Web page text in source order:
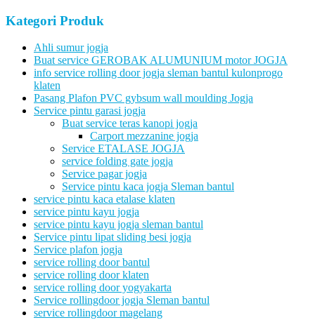
Kategori Produk
Ahli sumur jogja
Buat service GEROBAK ALUMUNIUM motor JOGJA
info service rolling door jogja sleman bantul kulonprogo
klaten
Pasang Plafon PVC gybsum wall moulding Jogja
Service pintu garasi jogja
Buat service teras kanopi jogja
Carport mezzanine jogja
Service ETALASE JOGJA
service folding gate jogja
Service pagar jogja
Service pintu kaca jogja Sleman bantul
service pintu kaca etalase klaten
service pintu kayu jogja
service pintu kayu jogja sleman bantul
Service pintu lipat sliding besi jogja
Service plafon jogja
service rolling door bantul
service rolling door klaten
service rolling door yogyakarta
Service rollingdoor jogja Sleman bantul
service rollingdoor magelang